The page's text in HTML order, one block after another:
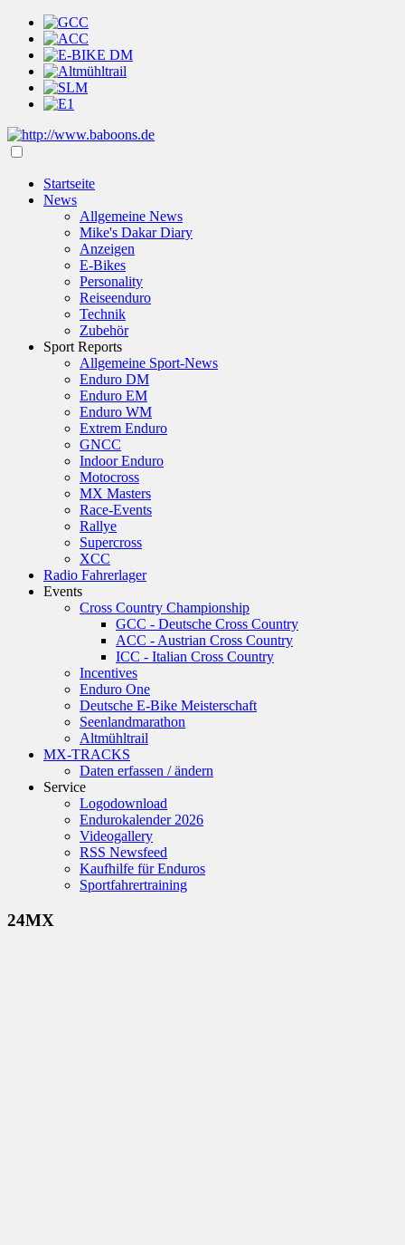
Startseite
News
Allgemeine News
Mike's Dakar Diary
Anzeigen
E-Bikes
Personality
Reiseenduro
Technik
Zubehör
Sport Reports
Allgemeine Sport-News
Enduro DM
Enduro EM
Enduro WM
Extrem Enduro
GNCC
Indoor Enduro
Motocross
MX Masters
Race-Events
Rallye
Supercross
XCC
Radio Fahrerlager
Events
Cross Country Championship
GCC - Deutsche Cross Country
ACC - Austrian Cross Country
ICC - Italian Cross Country
Incentives
Enduro One
Deutsche E-Bike Meisterschaft
Seenlandmarathon
Altmühltrail
MX-TRACKS
Daten erfassen / ändern
Service
Logodownload
Endurokalender 2026
Videogallery
RSS Newsfeed
Kaufhilfe für Enduros
Sportfahrertraining
24MX